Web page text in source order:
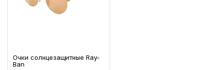
Очки солнцезащитные Ray-
Ban